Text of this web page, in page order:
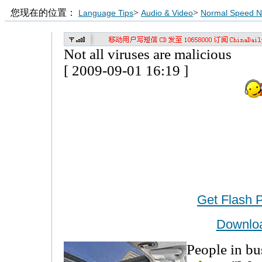
您现在的位置： Language Tips> Audio & Video> Normal Speed
Not all viruses are malicious
[ 2009-09-01 16:19 ]
Get Flash
People in